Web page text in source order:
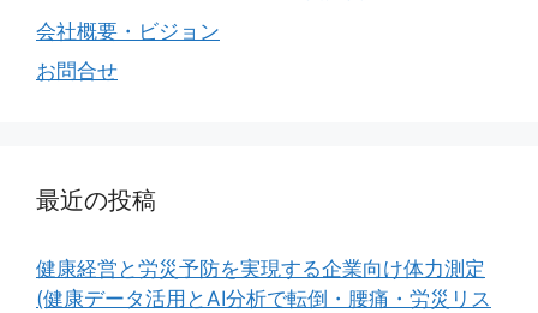
会社概要・ビジョン
お問合せ
最近の投稿
健康経営と労災予防を実現する企業向け体力測定
(健康データ活用とAI分析で転倒・腰痛・労災リス